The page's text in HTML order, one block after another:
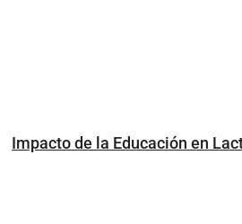
Impacto de la Educación en